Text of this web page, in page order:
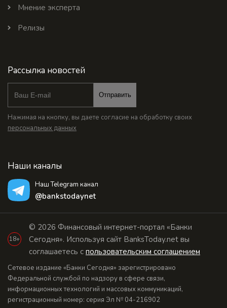
Мнение эксперта
Релизы
Рассылка новостей
Отправить
Нажимая на кнопку, вы даете согласие на обработку своих
персональных данных
Наши каналы
Наш Telegram канал
@bankstodaynet
18+
© 2026 Финансовый интернет-портал «Банки
Сегодня». Используя сайт BanksToday.net вы
соглашаетесь с пользовательским соглашением
Сетевое издание «Банки Сегодня» зарегистрировано
Федеральной службой по надзору в сфере связи,
информационных технологий и массовых коммуникаций,
регистрационный номер: серия Эл № 04-216902